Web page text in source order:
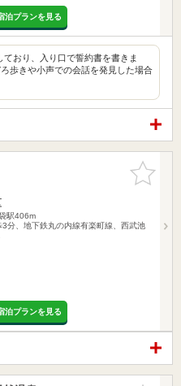
泊プランを見る
おり、入り口で誓約書を書きま
歩きや小声での会話を発見した場合
お気に入
りに追加
駅406m
3分、地下鉄丸の内線有楽町線、西武池
泊プランを見る